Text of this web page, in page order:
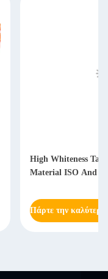
High Whiteness
Material ISO And
Πάρτε την καλύτερη